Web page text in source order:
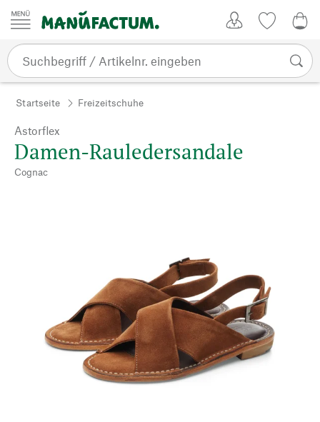
Zum Inhalt springen
Startseite Freizeitschuhe
Astorflex
Damen-Rauledersandale
Cognac